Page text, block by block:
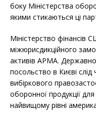
боку Міністерства
якими стикаються ці
Міністерство фінансів
міжюрисдикційного
активів АРМА.
посольство в Києві слід
вибіркового
оборонної продукції
найвищому рівні